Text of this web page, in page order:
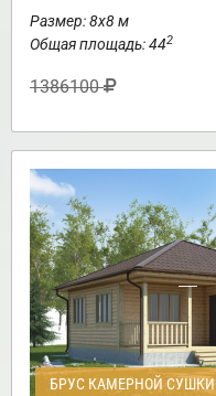
Размер: 8х8 м
Общая площадь: 442
1386100
БРУС КАМЕРНОЙ СУШКИ